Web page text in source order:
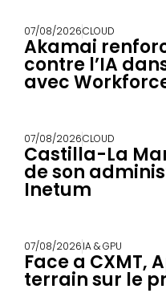
07/08/2026CLOUD
Akamai
contre l’IA
avec
07/08/2026CLOUD
Castilla-La
de son
Inetum
07/08/2026IA & GPU
Face a CXMT,
terrain sur le